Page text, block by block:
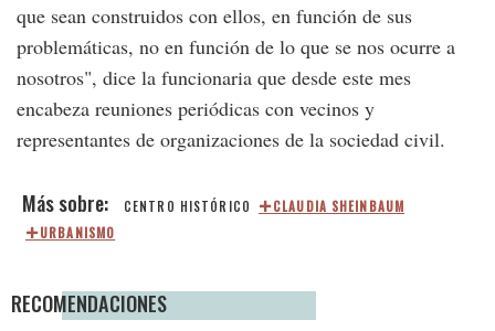
que sean construidos con ellos, en función de sus
problemáticas, no en función de lo que se nos ocurre a
nosotros", dice la funcionaria que desde este mes
encabeza reuniones periódicas con vecinos y
representantes de organizaciones de la sociedad civil.
CENTRO HISTÓRICO
CLAUDIA SHEINBAUM
URBANISMO
RECOMENDACIONES